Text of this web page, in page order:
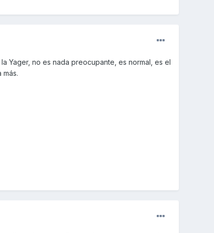
Yager, no es nada preocupante, es normal, es el